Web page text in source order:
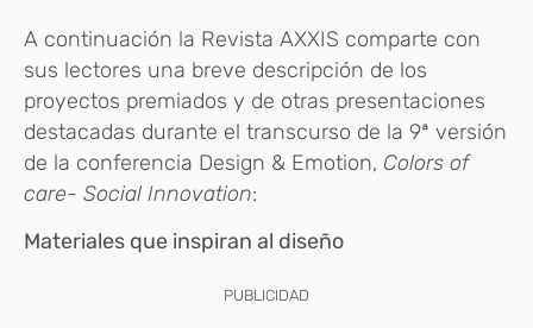
A continuación la Revista AXXIS comparte con
sus lectores una breve descripción de los
proyectos premiados y de otras presentaciones
destacadas durante el transcurso de la 9ª versión
de la conferencia Design & Emotion, Colors of
care- Social Innovation:
Materiales que inspiran al diseño
PUBLICIDAD